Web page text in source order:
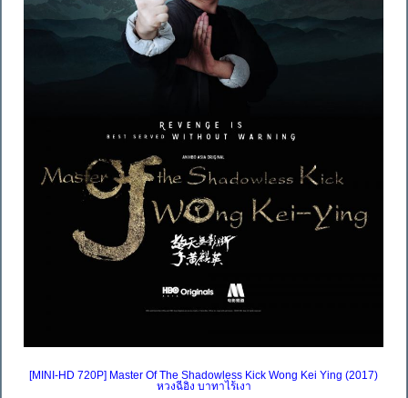
[MINI-HD 720P] Master Of The Shadowless Kick Wong Kei Ying (2017)
หวงฉีอิง บาทาไร้เงา